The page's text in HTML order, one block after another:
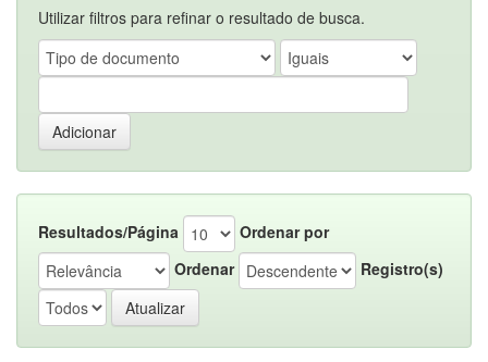
Utilizar filtros para refinar o resultado de busca.
Resultados/Página
Ordenar por
Ordenar
Registro(s)